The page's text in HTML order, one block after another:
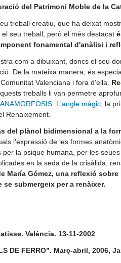
del Patrimoni Moble de la
treball creatiu, que ha deixat
seu treball, però el més destacat
fonamental d'anàlisi i
com a dibuixant, doncs el seu
De la mateixa manera, és
Valenciana i fora d'ella.
treballs li van permetre
ANAMORFOSIS. L'angle màgic; la
Renaixement.
del plànol bidimensional a la
l'expressió de les formes
la psique humana, per les
en la seda de la crisàlida,
María Gómez, una reflexió
submergeix per a renàixer.
València. 13-11-2002
DE FERRO”. Març-abril,